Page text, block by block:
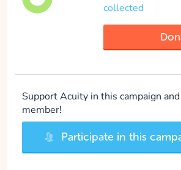
collected
Support Acuity in this campaign
member!
Participate in this